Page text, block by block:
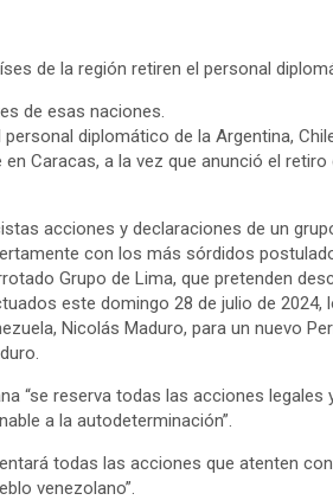
de la región retiren el personal
de esas naciones.
diplomático de la Argentina,
Caracas, a la vez que anunció el retiro
acciones y declaraciones de un
con los más sórdidos
Grupo de Lima, que pretenden
este domingo 28 de julio de 2024,
Nicolás Maduro, para un nuevo
“se reserva todas las acciones legales
a la autodeterminación”.
todas las acciones que atenten
venezolano”.